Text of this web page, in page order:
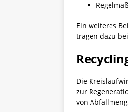
Ein weiteres
tragen dazu
Die
zur
von